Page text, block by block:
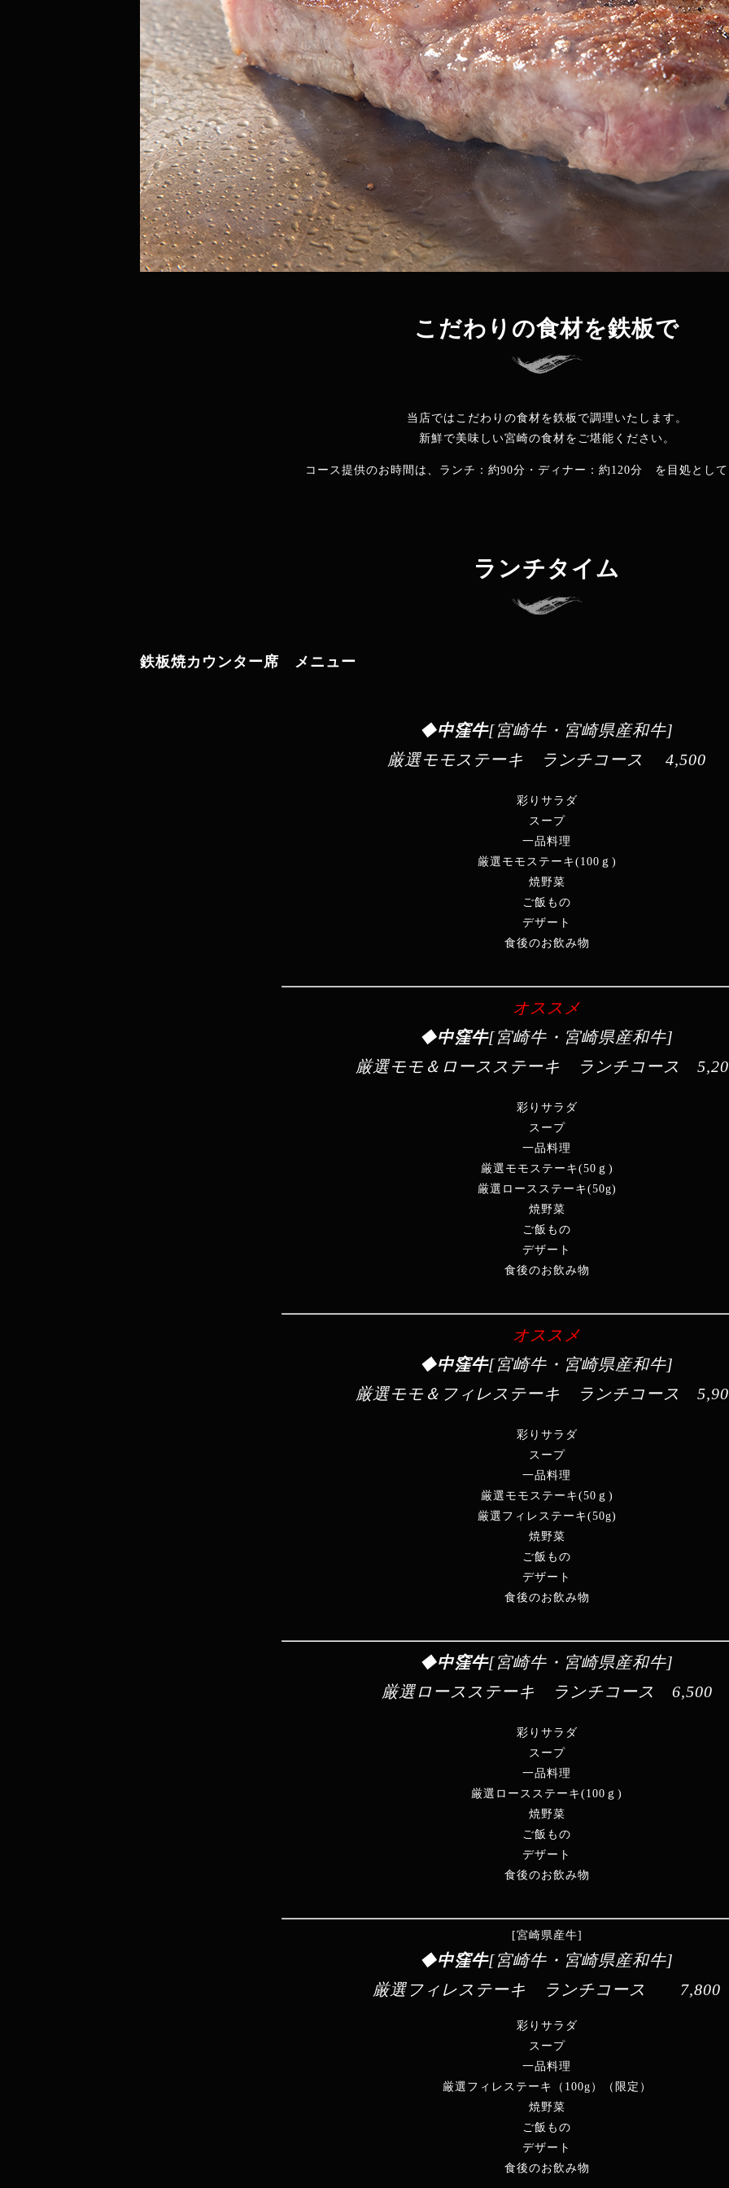
こだわりの食材を鉄板で
当店ではこだわりの食材を鉄板で調理いたします。
新鮮で美味しい宮崎の食材をご堪能ください。
コース提供のお時間は、ランチ：約90分・ディナー：約120分 を目処とし
ランチタイム
鉄板焼カウンター席 メニュー
◆中窪牛[宮崎牛・宮崎県産和牛]
厳選モモステーキ ランチコース
4,500
彩りサラダ
スープ
一品料理
厳選モモステーキ(100ｇ)
焼野菜
ご飯もの
デザート
食後のお飲み物
オススメ
◆中窪牛[宮崎牛・宮崎県産和牛]
厳選モモ＆ロースステーキ ランチコース
彩りサラダ
スープ
一品料理
厳選モモステーキ(50ｇ)
厳選ロースステーキ(50g)
焼野菜
ご飯もの
デザート
食後のお飲み物
オススメ
◆中窪牛[宮崎牛・宮崎県産和牛]
厳選モモ＆フィレステーキ ランチコース
彩りサラダ
スープ
一品料理
厳選モモステーキ(50ｇ)
厳選フィレステーキ(50g)
焼野菜
ご飯もの
デザート
食後のお飲み物
◆中窪牛[宮崎牛・宮崎県産和牛]
厳選ロースステーキ ランチコース
6,500
彩りサラダ
スープ
一品料理
厳選ロースステーキ(100ｇ)
焼野菜
ご飯もの
デザート
食後のお飲み物
[宮崎県産牛]
◆中窪牛[宮崎牛・宮崎県産和牛]
厳選フィレステーキ ランチコース
7,800
彩りサラダ
スープ
一品料理
厳選フィレステーキ（100g）（限定）
焼野菜
ご飯もの
デザート
食後のお飲み物